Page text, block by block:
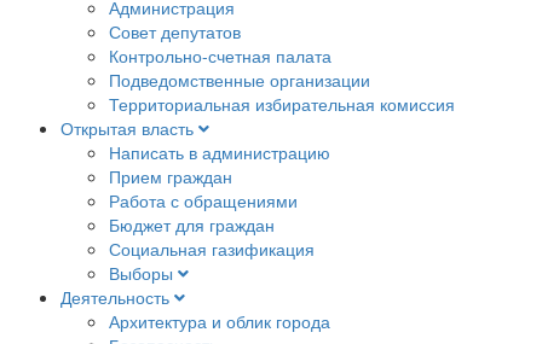
Администрация
Совет депутатов
Контрольно-счетная палата
Подведомственные организации
Территориальная избирательная комиссия
Открытая власть
Написать в администрацию
Прием граждан
Работа с обращениями
Бюджет для граждан
Социальная газификация
Выборы
Деятельность
Архитектура и облик города